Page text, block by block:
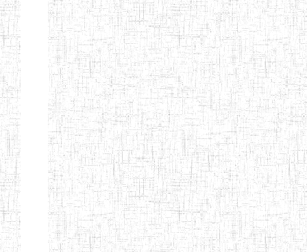
BRAILLE DU
CJARC
ENIEG LA
PENSEE
28/12/2007 ENIEG Privé
ENIEG PRIVEE
AIME-CESAIRE
28/08/2009 ENIEG Privé
ENIEG
SIANTOU
03/06/2014 ENIEG Privé
ENIEG LA
26/05/2014 ENIEG Privé